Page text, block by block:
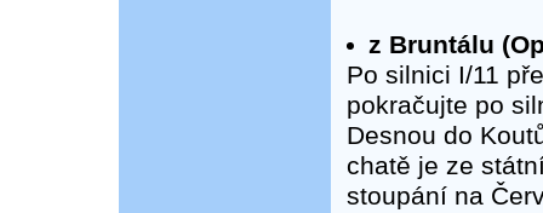
z Bruntálu
Po silnici I/11
pokračujte po
Desnou do
chatě je ze
stoupání na